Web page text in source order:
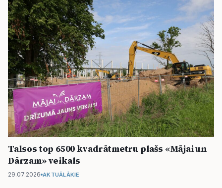
Talsos top 6500 kvadrātmetru plašs «Mājai un
Dārzam» veikals
29.07.2026 AKTUĀLĀKIE